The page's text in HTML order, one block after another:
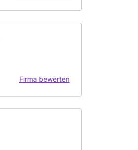
Firma bewerten